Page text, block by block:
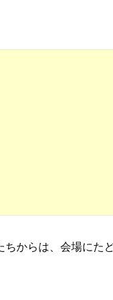
からは、会場にた